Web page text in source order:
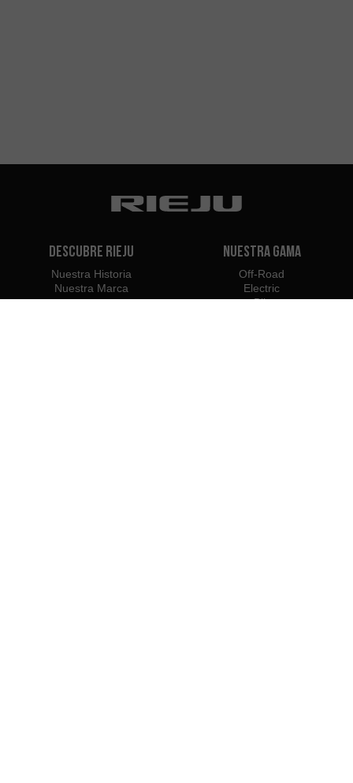
Descubre Rieju
Nuestra Historia
Nuestra Marca
Nuestra Gama
Off-Road
Electric
e-Bikes